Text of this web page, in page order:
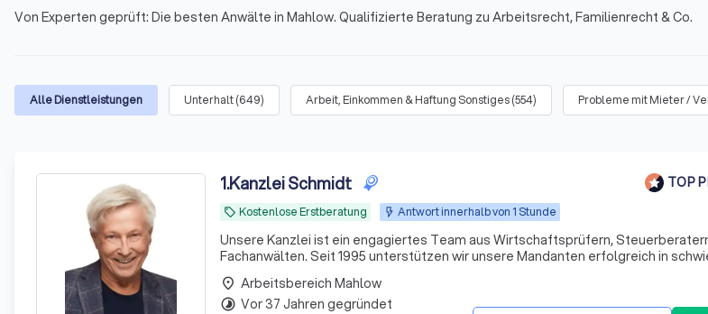
Von Experten geprüft: Die besten Anwälte in Mahlow. Qualifizierte Beratung zu Arbeitsrecht, Familienrecht & Co.
Alle Dienstleistungen Unterhalt(649) Arbeit, Einkommen & Haftung Sonstiges(554) Probleme mit Mieter /
1.Kanzlei Schmidt TOP
local_offer Kostenlose Erstberatung Antwort innerhalb von 1 Stunde
Unsere Kanzlei ist ein engagiertes Team aus Wirtschaftsprüfern,
Fachanwälten. Seit 1995 unterstützen wir unsere Mandanten erfolgreich in
Finanzsituationen. Wir sehen uns nicht nur als Ansprechpartner, sondern auch als
Umsetzer von Lösungen.
place Arbeitsbereich Mahlow
timelapse Vor 37 Jahren gegründet